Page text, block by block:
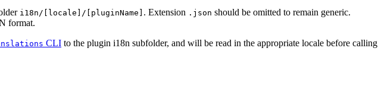
i18n/[locale]/[pluginName] . Extension .json should be omitted to remain generic.
format.
CLI to the plugin i18n subfolder, and will be read in the appropriate locale before calling